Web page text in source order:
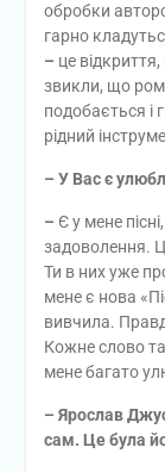
обробки
гарно
– це
звикли, що
подобається і
рідний
– У Вас є
– Є у мене
задоволення.
Ти в них уже
мене є нова
вивчила.
Кожне слово
мене багато
– Ярослав
сам. Це була